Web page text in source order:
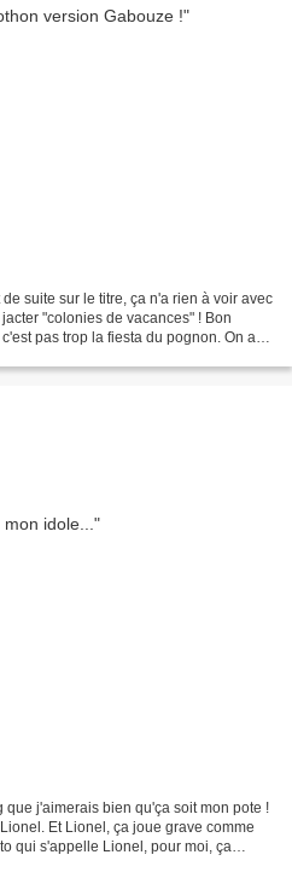
suite sur le titre, ça n'a rien à voir avec
"colonies de vacances" ! Bon
pas trop la fiesta du pognon. On a
j'aimerais bien qu'ça soit mon pote !
Et Lionel, ça joue grave comme
qui s'appelle Lionel, pour moi, ça